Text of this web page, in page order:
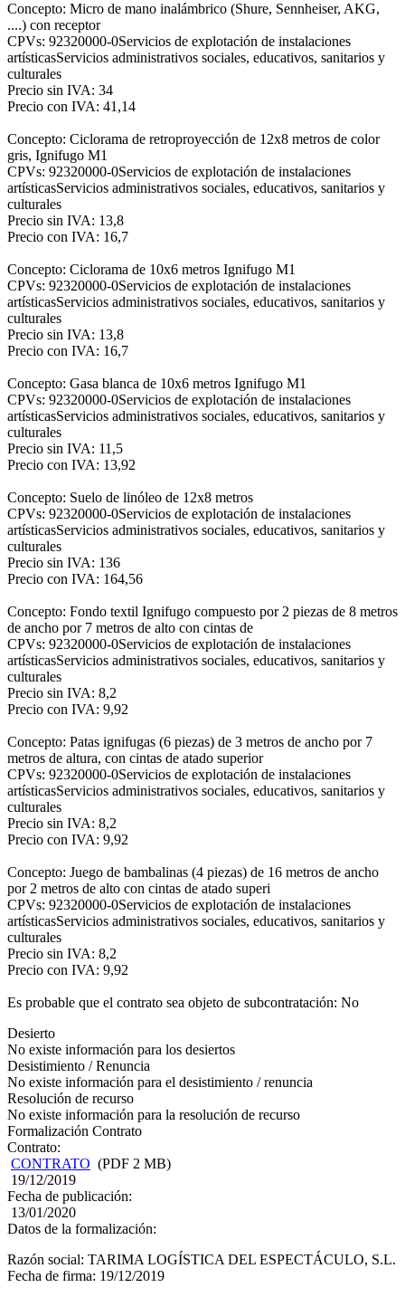
Concepto: Micro de mano inalámbrico (Shure, Sennheiser, AKG,
....) con receptor
CPVs: 92320000-0Servicios de explotación de instalaciones
artísticasServicios administrativos sociales, educativos, sanitarios y
culturales
Precio sin IVA: 34
Precio con IVA: 41,14
Concepto: Ciclorama de retroproyección de 12x8 metros de color
gris, Ignifugo M1
CPVs: 92320000-0Servicios de explotación de instalaciones
artísticasServicios administrativos sociales, educativos, sanitarios y
culturales
Precio sin IVA: 13,8
Precio con IVA: 16,7
Concepto: Ciclorama de 10x6 metros Ignifugo M1
CPVs: 92320000-0Servicios de explotación de instalaciones
artísticasServicios administrativos sociales, educativos, sanitarios y
culturales
Precio sin IVA: 13,8
Precio con IVA: 16,7
Concepto: Gasa blanca de 10x6 metros Ignifugo M1
CPVs: 92320000-0Servicios de explotación de instalaciones
artísticasServicios administrativos sociales, educativos, sanitarios y
culturales
Precio sin IVA: 11,5
Precio con IVA: 13,92
Concepto: Suelo de linóleo de 12x8 metros
CPVs: 92320000-0Servicios de explotación de instalaciones
artísticasServicios administrativos sociales, educativos, sanitarios y
culturales
Precio sin IVA: 136
Precio con IVA: 164,56
Concepto: Fondo textil Ignifugo compuesto por 2 piezas de 8 metros
de ancho por 7 metros de alto con cintas de
CPVs: 92320000-0Servicios de explotación de instalaciones
artísticasServicios administrativos sociales, educativos, sanitarios y
culturales
Precio sin IVA: 8,2
Precio con IVA: 9,92
Concepto: Patas ignifugas (6 piezas) de 3 metros de ancho por 7
metros de altura, con cintas de atado superior
CPVs: 92320000-0Servicios de explotación de instalaciones
artísticasServicios administrativos sociales, educativos, sanitarios y
culturales
Precio sin IVA: 8,2
Precio con IVA: 9,92
Concepto: Juego de bambalinas (4 piezas) de 16 metros de ancho
por 2 metros de alto con cintas de atado superi
CPVs: 92320000-0Servicios de explotación de instalaciones
artísticasServicios administrativos sociales, educativos, sanitarios y
culturales
Precio sin IVA: 8,2
Precio con IVA: 9,92
Es probable que el contrato sea objeto de subcontratación: No
Desierto
No existe información para los desiertos
Desistimiento / Renuncia
No existe información para el desistimiento / renuncia
Resolución de recurso
No existe información para la resolución de recurso
Formalización Contrato
Contrato:
CONTRATO (PDF 2 MB)
19/12/2019
Fecha de publicación:
13/01/2020
Datos de la formalización:
Razón social: TARIMA LOGÍSTICA DEL ESPECTÁCULO, S.L.
Fecha de firma: 19/12/2019